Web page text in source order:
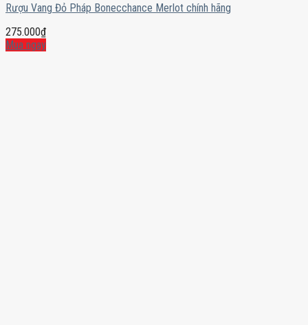
Rượu Vang Đỏ Pháp Bonecchance Merlot chính hãng
275.000₫
Mua ngay